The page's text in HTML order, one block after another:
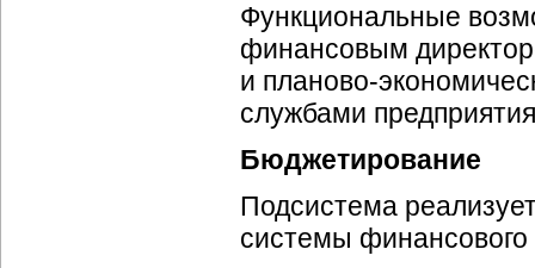
Функциональные
финансовым
и планово-
службами
Бюджетирование
Подсистема
системы финансового